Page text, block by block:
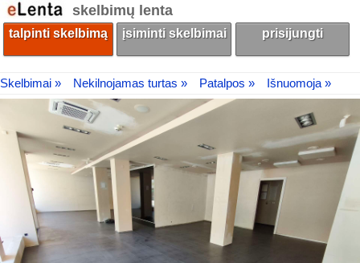
skelbimų lenta
talpinti skelbimą įsiminti skelbimai prisijungti
Skelbimai » Nekilnojamas turtas » Patalpos » Išnuomoja »